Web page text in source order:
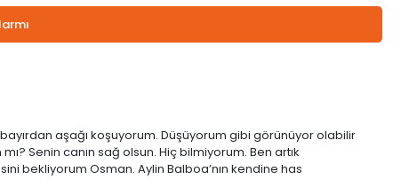
aşağı koşuyorum. Düşüyorum gibi görünüyor olabilir
Senin canın sağ olsun. Hiç bilmiyorum. Ben artık
bekliyorum Osman. Aylin Balboa’nın kendine has